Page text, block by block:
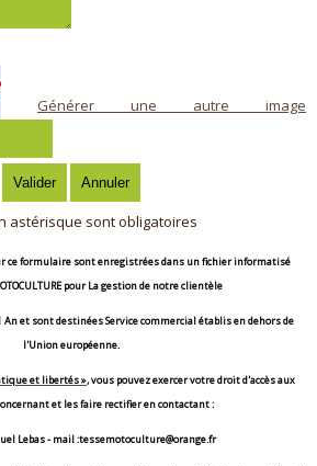
Générer une autre image
astérisque sont obligatoires
ce formulaire sont enregistrées dans un fichier informatisé
pourLa gestion de notre clientèle
Anet sont destinéesService commercial établis en dehors de
l'Union européenne.
et libertés », vous pouvez exercer votre droit d'accès aux
et les faire rectifier en contactant :
Lebas - mail :tessemotoculture@orange.fr